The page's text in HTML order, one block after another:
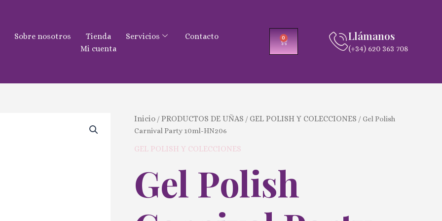
Sobre nosotros Tienda Servicios
Contacto
Mi cuenta
0
CARRITO
Llámanos
(+34) 620 363 708
Inicio / PRODUCTOS DE UÑAS / GEL POLISH Y COLECCIONES / Gel Polish
Carnival Party 10ml-HN206
GEL POLISH Y COLECCIONES
Gel Polish
Gel
Polish
Party
cantidad